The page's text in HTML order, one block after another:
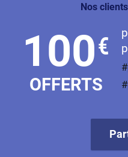
Nos
100€
OFFERTS